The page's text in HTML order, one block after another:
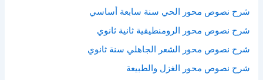
شرح نصوص محور الحي سنة سابعة أساسي
شرح نصوص محور الرومنطيقية ثانية ثانوي
شرح نصوص محور الشعر الجاهلي سنة ثانوي
شرح نصوص محور الغزل والطبيعة